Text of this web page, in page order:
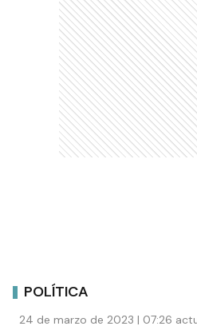
POLÍTICA
24 de marzo de 2023 | 07:26